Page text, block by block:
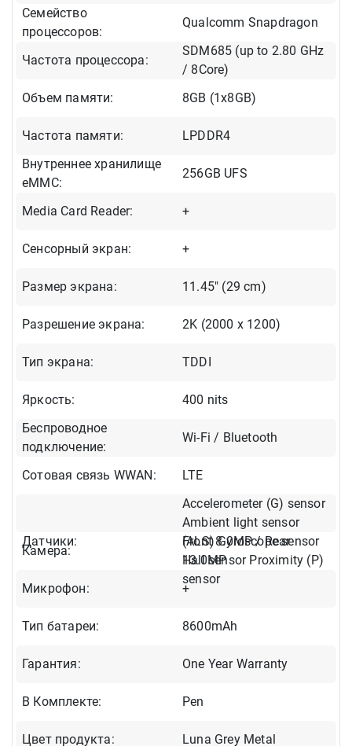
Семейство
процессоров:
Qualcomm Snapdragon
Частота процессора:
SDM685 (up to 2.80 GHz
/ 8Core)
Объем памяти:
8GB (1x8GB)
Частота памяти:
LPDDR4
Внутреннее хранилище
eMMC:
256GB UFS
Media Card Reader: +
Сенсорный экран: +
Размер экрана: 11.45" (29 cm)
Разрешение экрана: 2K (2000 x 1200)
Тип экрана: TDDI
Яркость:
400 nits
Беспроводное
подключение:
Wi-Fi / Bluetooth
Сотовая связь WWAN: LTE
Датчики:
Accelerometer (G) sensor
Ambient light sensor
(ALS) Gyroscope sensor
Hall sensor Proximity (P)
sensor
Камера:
Front 8.0MP / Rear
13.0MP
Микрофон:
+
Тип батареи: 8600mAh
Гарантия: One Year Warranty
В Комплекте: Pen
Цвет продукта: Luna Grey Metal